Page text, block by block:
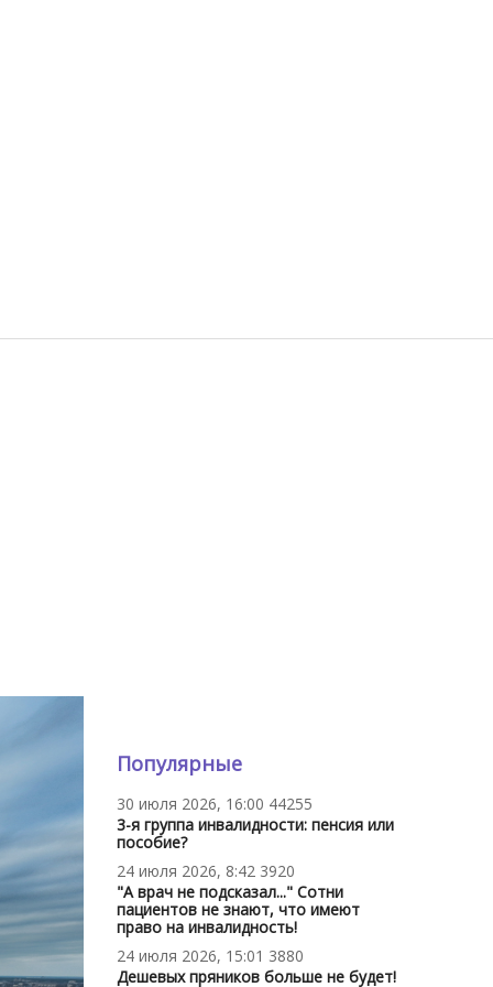
Популярные
30 июля 2026, 16:00 44255
3-я группа инвалидности: пенсия или
пособие?
24 июля 2026, 8:42 3920
"А врач не подсказал..." Сотни
пациентов не знают, что имеют
право на инвалидность!
24 июля 2026, 15:01 3880
Дешевых пряников больше не будет!